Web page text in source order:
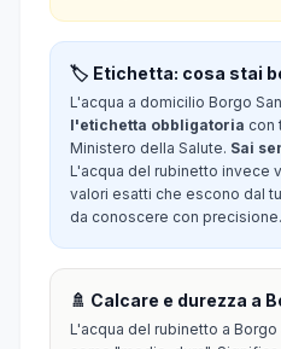
🏷️ Etichetta: cosa stai
L'acqua a domicilio Borgo
l'etichetta obbligatoria con
Ministero della Salute. Sai
L'acqua del rubinetto invece
valori esatti che escono dal
da conoscere con precisione.
🚿 Calcare e durezza a
L'acqua del rubinetto a